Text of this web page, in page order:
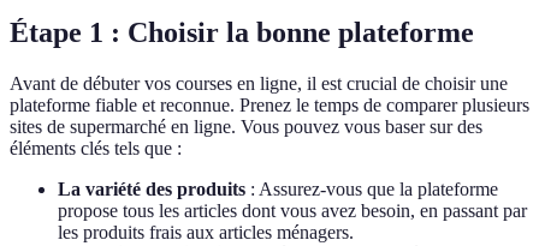
Étape 1 : Choisir la bonne plateforme
Avant de débuter vos courses en ligne, il est crucial de choisir une
plateforme fiable et reconnue. Prenez le temps de comparer plusieurs
sites de supermarché en ligne. Vous pouvez vous baser sur des
éléments clés tels que :
La variété des produits : Assurez-vous que la plateforme
propose tous les articles dont vous avez besoin, en passant par
les produits frais aux articles ménagers.